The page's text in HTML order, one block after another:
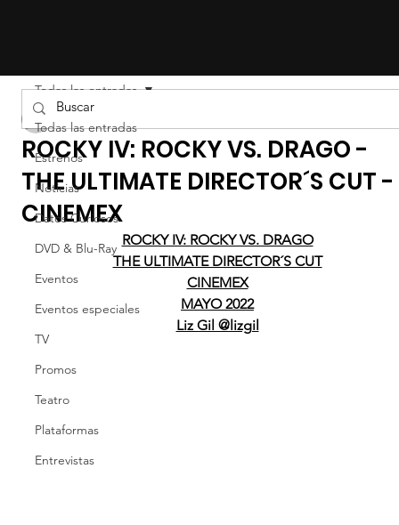
Todas las entradas
Estrenos
Noticias
Datos Curiosos
DVD & Blu-Ray
Eventos
Eventos especiales
TV
Promos
Teatro
Plataformas
Entrevistas
Todas las entradas
ROCKY IV: ROCKY VS. DRAGO -
THE ULTIMATE DIRECTOR´S CUT -
CINEMEX
ROCKY IV: ROCKY VS. DRAGO
THE ULTIMATE DIRECTOR´S CUT
CINEMEX
MAYO 2022
Liz Gil @lizgil